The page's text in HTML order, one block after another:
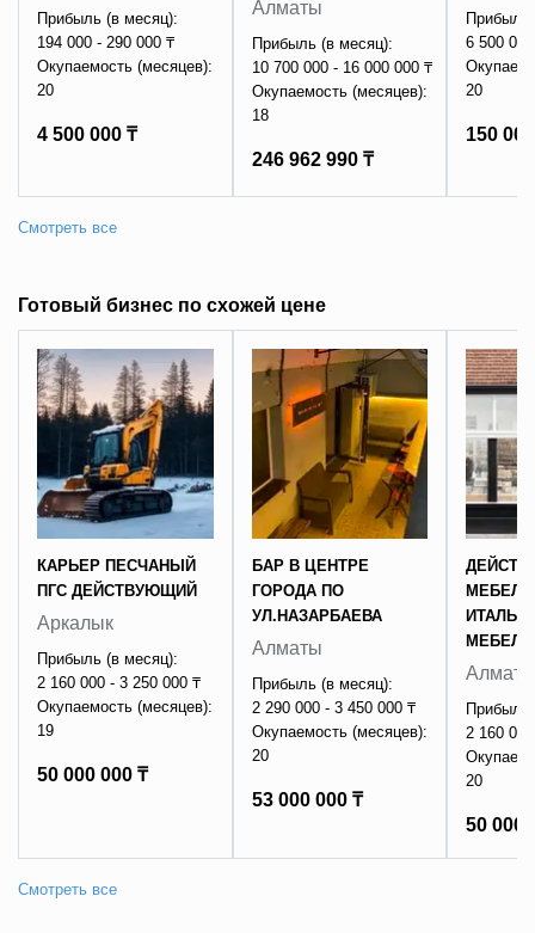
Прибыль (в месяц):
194 000 - 290 000 ₸
Окупаемость (месяцев):
20
4 500 000 ₸
Алматы
Прибыль (в месяц):
10 700 000 - 16 000 000 ₸
Окупаемость (месяцев):
18
246 962 990 ₸
Прибыль
6 500
20
150
Готовый бизнес по схожей цене
КАРЬЕР ПЕСЧАНЫЙ
ПГС ДЕЙСТВУЮЩИЙ
Аркалык
Прибыль (в месяц):
2 160 000 - 3 250 000 ₸
Окупаемость (месяцев):
19
50 000 000 ₸
БАР В ЦЕНТРЕ
ГОРОДА ПО
УЛ.НАЗАРБАЕВА
Алматы
Прибыль (в месяц):
2 290 000 - 3 450 000 ₸
Окупаемость (месяцев):
20
53 000 000 ₸
МЕБЕЛИ
Прибыль
2 160
20
50 000